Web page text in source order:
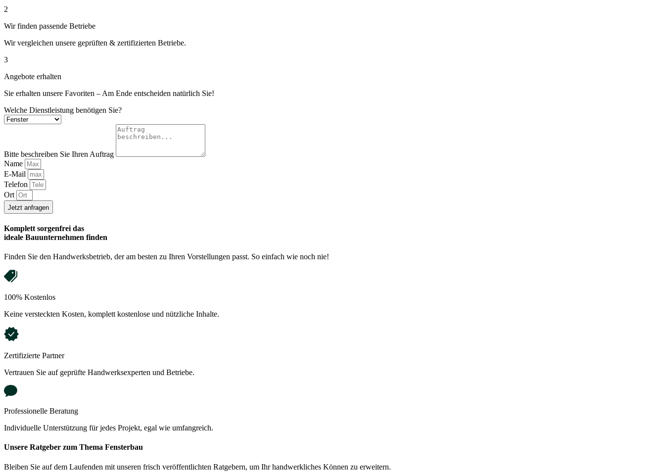
2
Wir finden passende Betriebe
Wir vergleichen unsere geprüften & zertifizierten Betriebe.
3
Angebote erhalten
Sie erhalten unsere Favoriten – Am Ende entscheiden natürlich Sie!
Welche Dienstleistung benötigen Sie?
Bitte beschreiben Sie Ihren Auftrag
Name
E-Mail
Telefon
Ort
Jetzt anfragen
Komplett sorgenfrei das
ideale Bauunternehmen finden
Finden Sie den Handwerksbetrieb, der am besten zu Ihren Vorstellungen passt. So einfach wie noch nie!
100% Kostenlos
Keine versteckten Kosten, komplett kostenlose und nützliche Inhalte.
Zertifizierte Partner
Vertrauen Sie auf geprüfte Handwerksexperten und Betriebe.
Professionelle Beratung
Individuelle Unterstützung für jedes Projekt, egal wie umfangreich.
Unsere Ratgeber zum Thema Fensterbau
Bleiben Sie auf dem Laufenden mit unseren frisch veröffentlichten Ratgebern, um Ihr handwerkliches Können zu erweitern.